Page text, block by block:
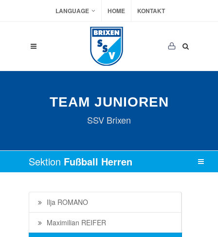
LANGUAGE HOME KONTAKT
TEAM JUNIOREN
SSV Brixen
Sektion Fußball Herren
Ilja ROMANO
Maximilian REIFER